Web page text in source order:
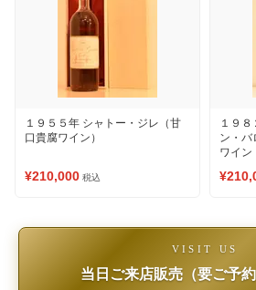
１９５５年 シャトー・ジレ（甘
口貴腐ワイン）
¥210,000 税込
１９
ン・バ
ワイン
VISIT US
当日ご来店販売（要ご予